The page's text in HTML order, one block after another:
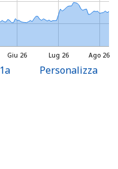
Lug 26
Giu 26 Ago 26
1a Personalizza